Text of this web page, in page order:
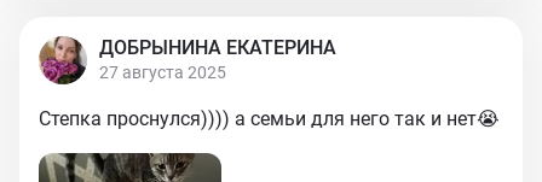
ДОБРЫНИНА ЕКАТЕРИНА
27 августа 2025
Степка проснулся)))) а семьи для него так и нет😭